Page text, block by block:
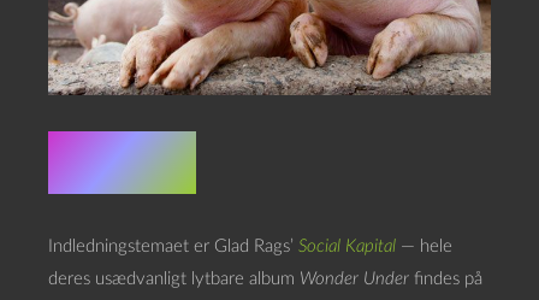
Credits
Indledningstemaet er Glad Rags’ Social Kapital — hele
deres usædvanligt lytbare album Wonder Under findes på